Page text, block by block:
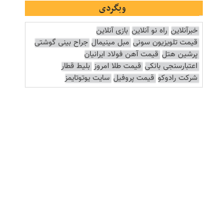
وبگردی
خبرآنلاین راه نو آنلاین بازی آنلاین
قیمت تلویزیون سونی مبل مینیمال جراح بینی گوشتی
پرشین هتل قیمت آهن فولاد ایرانیان
اعتبارسنجی بانکی قیمت طلا امروز بلیط قطار
شرکت رادوکو قیمت پروفیل سایت یوتوتایمز